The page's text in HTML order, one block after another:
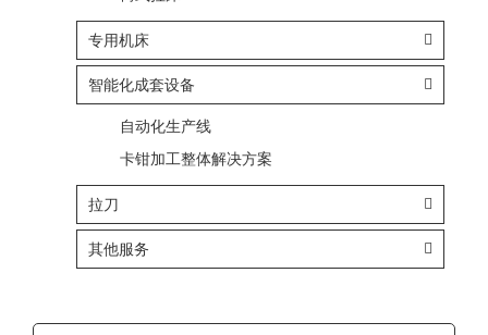
专用机床
智能化成套设备
自动化生产线
卡钳加工整体解决方案
拉刀
其他服务